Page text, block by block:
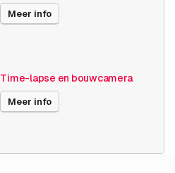
Meer info
Time-lapse en bouwcamera
Meer info